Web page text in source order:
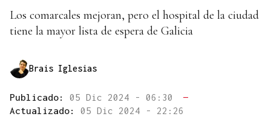
Los comarcales mejoran, pero el hospital de la ciudad
tiene la mayor lista de espera de Galicia
Brais Iglesias
Publicado: 05 Dic 2024 - 06:30
—
Actualizado: 05 Dic 2024 - 22:26